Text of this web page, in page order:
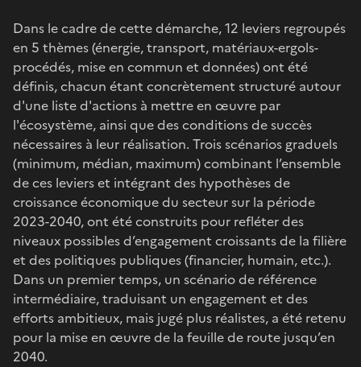
Dans le cadre de cette démarche, 12 leviers regroupés
en 5 thèmes (énergie, transport, matériaux-ergols-
procédés, mise en commun et données) ont été
définis, chacun étant concrètement structuré autour
d'une liste d'actions à mettre en œuvre par
l'écosystème, ainsi que des conditions de succès
nécessaires à leur réalisation. Trois scénarios graduels
(minimum, médian, maximum) combinant l’ensemble
de ces leviers et intégrant des hypothèses de
croissance économique du secteur sur la période
2023-2040, ont été construits pour refléter des
niveaux possibles d’engagement croissants de la filière
et des politiques publiques (financier, humain, etc.).
Dans un premier temps, un scénario de référence
intermédiaire, traduisant un engagement et des
efforts ambitieux, mais jugé plus réalistes, a été retenu
pour la mise en œuvre de la feuille de route jusqu’en
2040.